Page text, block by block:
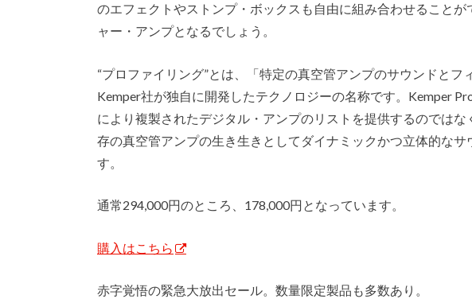
のエフェクトやストンプ・ボックスも自由に組み合わせること
ャー・アンプとなるでしょう。
“プロファイリング”とは、「特定の真空管アンプのサウンドとフ
Kemper社が独自に開発したテクノロジーの名称です。Kemper
により複製されたデジタル・アンプのリストを提供するのでは
存の真空管アンプの生き生きとしてダイナミックかつ立体的な
す。
通常294,000円のところ、178,000円となっています。
購入はこちら
赤字覚悟の緊急大放出セール。数量限定製品も多数あり。